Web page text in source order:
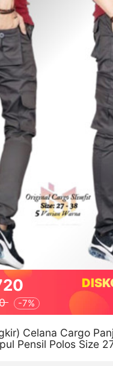
-7%
Celana Cargo
Pensil Polos Size